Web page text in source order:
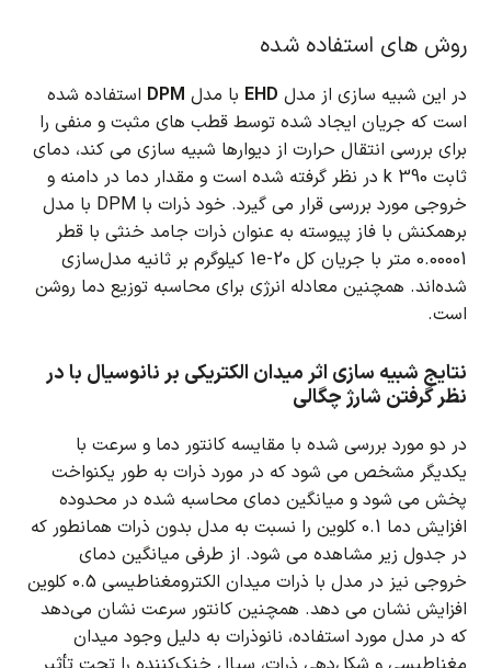
روش های استفاده شده
در این شبیه سازی از مدل EHD با مدل DPM استفاده شده
است که جریان ایجاد شده توسط قطب های مثبت و منفی را
برای بررسی انتقال حرارت از دیوارها شبیه سازی می کند، دمای
ثابت 390 k در نظر گرفته شده است و مقدار دما در
دامنه و
خروجی مورد بررسی قرار می گیرد.
خود ذرات با DPM با مدل
برهمکنش با فاز پیوسته به عنوان ذرات جامد خنثی با قطر
0.00001 متر با جریان کل 1e-20 کیلوگرم بر ثانیه مدل‌سازی
شده‌اند. همچنین معادله انرژی برای محاسبه توزیع دما روشن
است.
نتایج شبیه سازی اثر میدان الکتریکی بر نانوسیال با در
نظر گرفتن شارژ چگالی
در دو مورد بررسی شده با مقایسه کانتور دما و سرعت با
یکدیگر مشخص می شود که در مورد ذرات به طور یکنواخت
پخش می شود و میانگین دمای محاسبه شده در محدوده
افزایش دما 0.1 کلوین را نسبت به
مدل بدون ذرات همانطور که
در جدول زیر مشاهده می شود. از طرفی میانگین دمای
خروجی نیز در مدل با ذرات میدان الکترومغناطیسی 0.5 کلوین
افزایش نشان می دهد. همچنین کانتور سرعت نشان می‌دهد
که در مدل مورد استفاده، نانوذرات به دلیل وجود میدان